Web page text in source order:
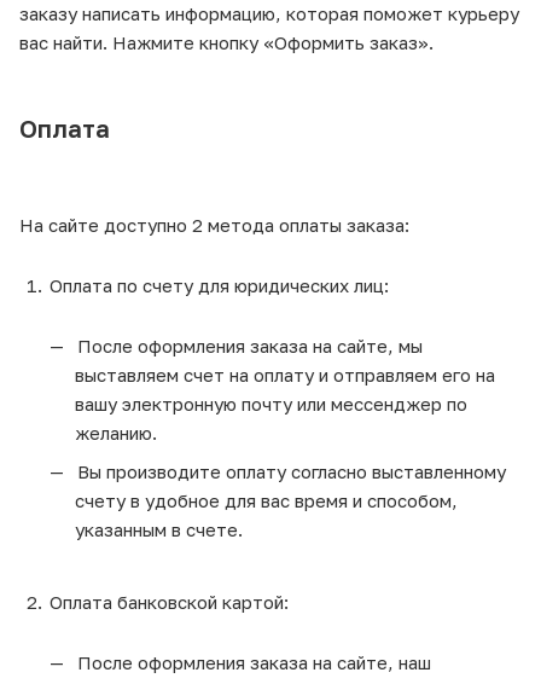
заказу написать информацию, которая поможет курьеру
вас найти. Нажмите кнопку «Оформить заказ».
Оплата
На сайте доступно 2 метода оплаты заказа:
Оплата по счету для юридических лиц:
После оформления заказа на сайте, мы
выставляем счет на оплату и отправляем его на
вашу электронную почту или мессенджер по
желанию.
Вы производите оплату согласно выставленному
счету в удобное для вас время и способом,
указанным в счете.
Оплата банковской картой:
После оформления заказа на сайте, наш